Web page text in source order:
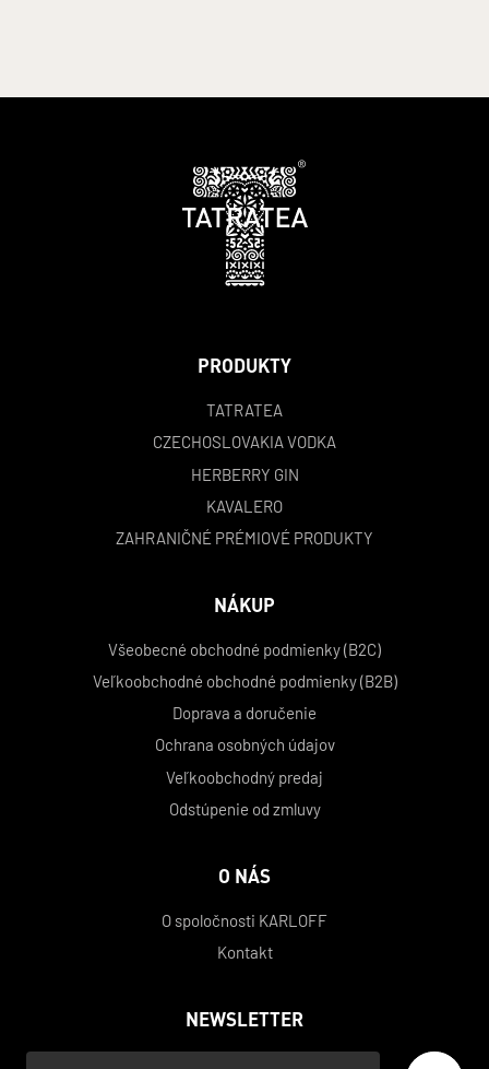
PRODUKTY
TATRATEA
CZECHOSLOVAKIA VODKA
HERBERRY GIN
KAVALERO
ZAHRANIČNÉ PRÉMIOVÉ PRODUKTY
NÁKUP
Všeobecné obchodné podmienky (B2C)
Veľkoobchodné obchodné podmienky (B2B)
Doprava a doručenie
Ochrana osobných údajov
Veľkoobchodný predaj
Odstúpenie od zmluvy
O NÁS
O spoločnosti KARLOFF
Kontakt
NEWSLETTER